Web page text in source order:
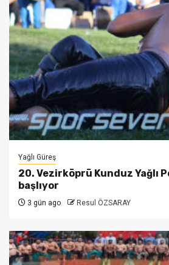
Yağlı Güreş
20. Vezirköprü Kunduz Yağlı
başlıyor
3 gün ago Resul ÖZSARAY